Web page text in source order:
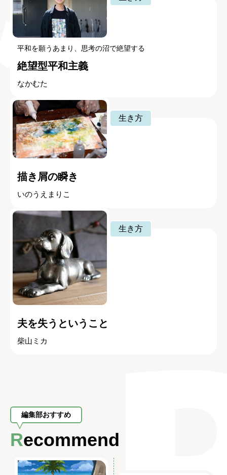
平和を願うあまり、思考の沼で絶望する
絶望型平和主義
なかむた
生き方
描き屑の瞬き
いのうえまりこ
生き方
夫を失うということ
柴山ミカ
編集部おすすめ
Recommend